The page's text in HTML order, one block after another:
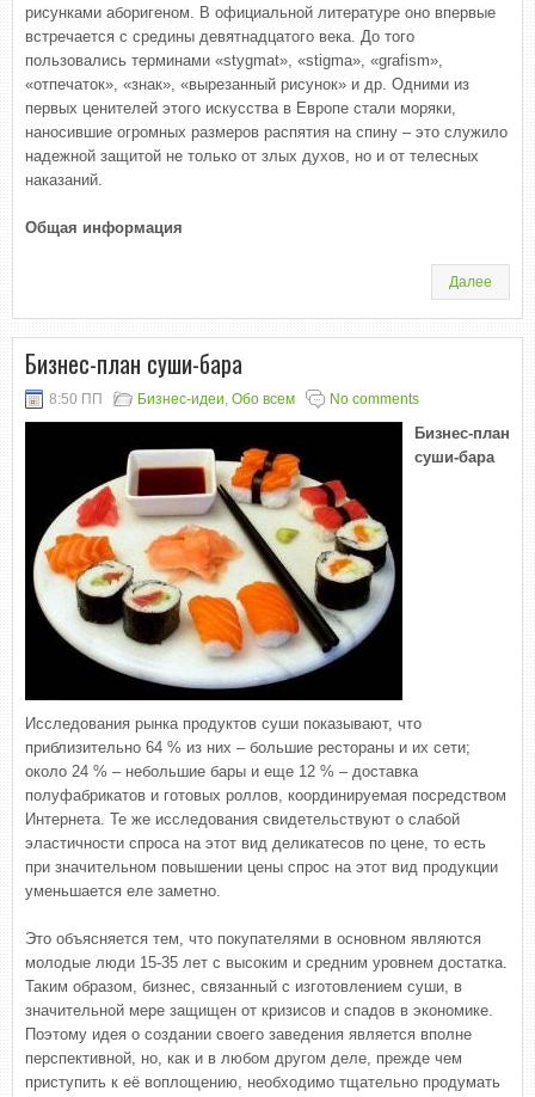
рисунками аборигеном. В официальной литературе оно впервые
встречается с средины девятнадцатого века. До того
пользовались терминами «stygmat», «stigma», «grafism»,
«отпечаток», «знак», «вырезанный рисунок» и др. Одними из
первых ценителей этого искусства в Европе стали моряки,
наносившие огромных размеров распятия на спину – это служило
надежной защитой не только от злых духов, но и от телесных
наказаний.
Общая информация
Далее
Бизнес-план суши-бара
8:50 ПП Бизнес-идеи, Обо всем No comments
Бизнес-план
суши-бара
Исследования рынка продуктов суши показывают, что
приблизительно 64 % из них – большие рестораны и их сети;
около 24 % – небольшие бары и еще 12 % – доставка
полуфабрикатов и готовых роллов, координируемая посредством
Интернета. Те же исследования свидетельствуют о слабой
эластичности спроса на этот вид деликатесов по цене, то есть
при значительном повышении цены спрос на этот вид продукции
уменьшается еле заметно.
Это объясняется тем, что покупателями в основном являются
молодые люди 15-35 лет с высоким и средним уровнем достатка.
Таким образом, бизнес, связанный с изготовлением суши, в
значительной мере защищен от кризисов и спадов в экономике.
Поэтому идея о создании своего заведения является вполне
перспективной, но, как и в любом другом деле, прежде чем
приступить к её воплощению, необходимо тщательно продумать